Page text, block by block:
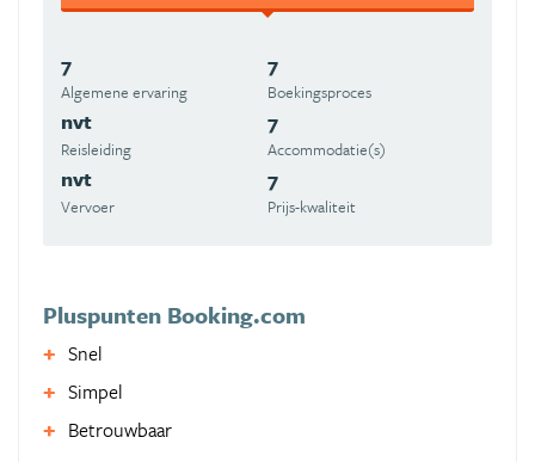
7
Algemene ervaring
7
Boekingsproces
nvt
Reisleiding
7
Accommodatie(s)
nvt
Vervoer
7
Prijs-kwaliteit
Pluspunten Booking.com
Snel
Simpel
Betrouwbaar